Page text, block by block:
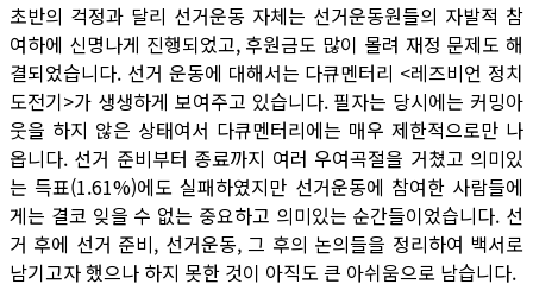
초반의 걱정과 달리 선거운동 자체는 선거운동원들의 자발적 참
여하에 신명나게 진행되었고, 후원금도 많이 몰려 재정 문제도 해
결되었습니다. 선거 운동에 대해서는 다큐멘터리 <레즈비언 정치
도전기>가 생생하게 보여주고 있습니다. 필자는 당시에는 커밍아
웃을 하지 않은 상태여서 다큐멘터리에는 매우 제한적으로만 나
옵니다. 선거 준비부터 종료까지 여러 우여곡절을 거쳤고 의미있
는 득표(1.61%)에도 실패하였지만 선거운동에 참여한 사람들에
게는 결코 잊을 수 없는 중요하고 의미있는 순간들이었습니다. 선
거 후에 선거 준비, 선거운동, 그 후의 논의들을 정리하여 백서로
남기고자 했으나 하지 못한 것이 아직도 큰 아쉬움으로 남습니다.